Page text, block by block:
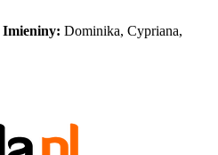
Imieniny: Dominika, Cypriana,